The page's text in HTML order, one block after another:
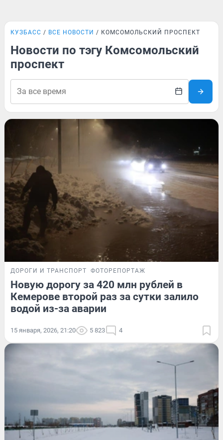
КУЗБАСС ВСЕ НОВОСТИ КОМСОМОЛЬСКИЙ ПРОСПЕКТ
Новости по тэгу Комсомольский
проспект
ДОРОГИ И ТРАНСПОРТ ФОТОРЕПОРТАЖ
Новую дорогу за 420 млн рублей в
Кемерове второй раз за сутки залило
водой из-за аварии
15 января, 2026, 21:20 5 823 4